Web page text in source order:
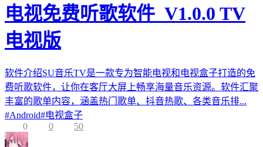
电视免费听歌软件_V1.0.0 TV
电视版
软件介绍SU音乐TV是一款专为智能电视和电视盒子打造的免
费听歌软件，让你在客厅大屏上畅享海量音乐资源。软件汇聚
丰富的歌单内容，涵盖热门歌单、抖音热歌、各类音乐排...
#Android#电视盒子
0
0 50